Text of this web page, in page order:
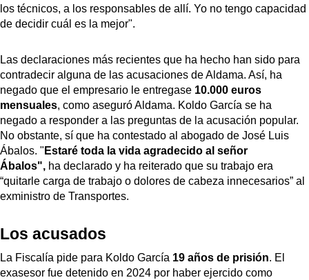
los técnicos, a los responsables de allí. Yo no tengo capacidad
de decidir cuál es la mejor".
Las declaraciones más recientes que ha hecho han sido para
contradecir alguna de las acusaciones de Aldama. Así, ha
negado que el empresario le entregase 10.000 euros
mensuales, como aseguró Aldama. Koldo García se ha
negado a responder a las preguntas de la acusación popular.
No obstante, sí que ha contestado al abogado de José Luis
Ábalos. " Estaré toda la vida agradecido al señor
Ábalos", ha declarado y ha reiterado que su trabajo era
“quitarle carga de trabajo o dolores de cabeza innecesarios” al
exministro de Transportes.
Los acusados
La Fiscalía pide para Koldo García 19 años de prisión. El
exasesor fue detenido en 2024 por haber ejercido como